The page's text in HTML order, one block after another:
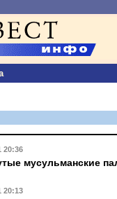
20:36
мусульманские
20:13